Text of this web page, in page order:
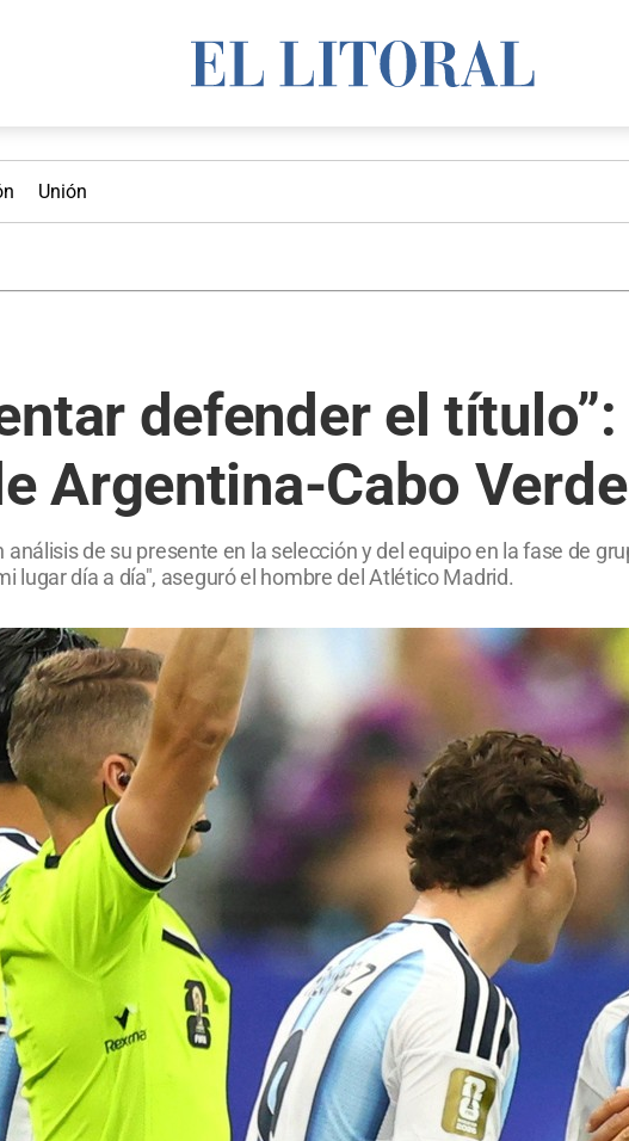
Unión
defender el
Argentina-Cabo Verde
de su presente en la selección y del equipo en la fase de
lugar día a día", aseguró el hombre del Atlético Madrid.